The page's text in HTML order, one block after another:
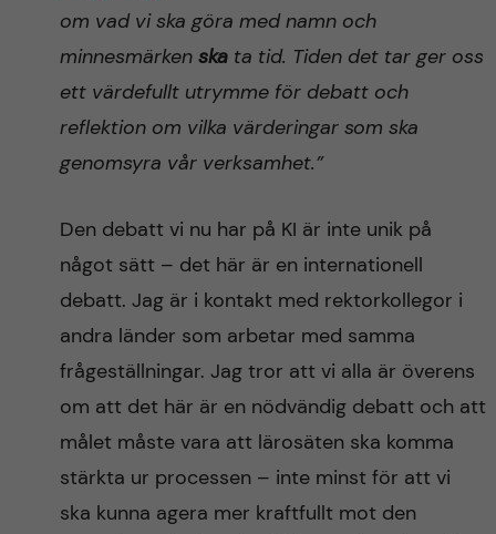
om vad vi ska göra med namn och
minnesmärken ska ta tid. Tiden det tar ger oss
ett värdefullt utrymme för debatt och
reflektion om vilka värderingar som ska
genomsyra vår verksamhet.”
Den debatt vi nu har på KI är inte unik på
något sätt – det här är en internationell
debatt. Jag är i kontakt med rektorkollegor i
andra länder som arbetar med samma
frågeställningar. Jag tror att vi alla är överens
om att det här är en nödvändig debatt och att
målet måste vara att lärosäten ska komma
stärkta ur processen – inte minst för att vi
ska kunna agera mer kraftfullt mot den